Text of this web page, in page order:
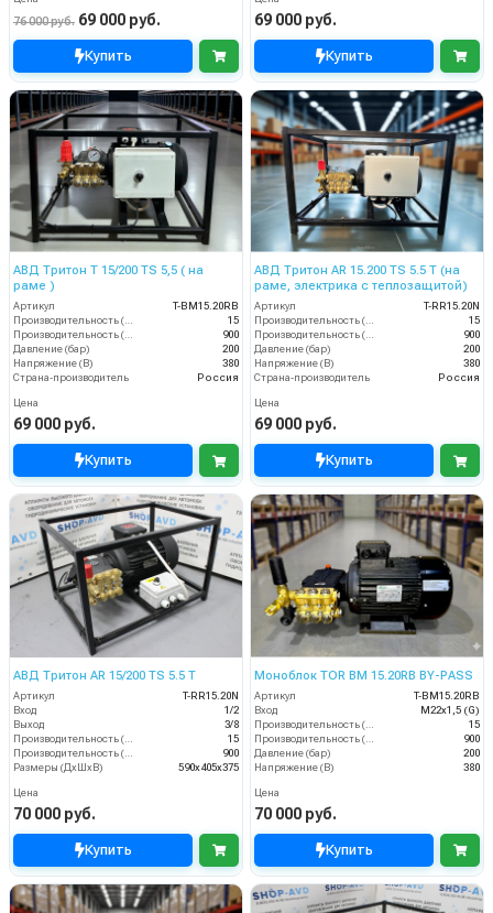
76 000 руб. 69 000 руб.
Купить
69 000 руб.
Купить
АВД Тритон Т 15/200 TS 5,5 ( на
раме )
Артикул
T-BM15.20RB
Производительность (л/мин)
15
Производительность (л/ч)
900
Давление (бар)
200
Напряжение (В)
380
Страна-производитель
Россия
Цена
69 000 руб.
Купить
АВД Тритон AR 15.200 TS 5.5 Т (на
раме, электрика с теплозащитой)
Артикул
T-RR15.20N
Производительность (л/мин)
15
Производительность (л/ч)
900
Давление (бар)
200
Напряжение (В)
380
Страна-производитель
Россия
Цена
69 000 руб.
Купить
АВД Тритон AR 15/200 TS 5.5 T
Артикул
T-RR15.20N
Вход
1/2
Выход
3/8
15
900
Размеры (ДхШхВ)
590х405х375
Цена
70 000 руб.
Купить
Моноблок TOR BM 15.20RB BY-PASS
Артикул
T-BM15.20RB
Вход
M22х1,5 (G)
15
900
Давление (бар)
200
Напряжение (В)
380
Цена
70 000 руб.
Купить